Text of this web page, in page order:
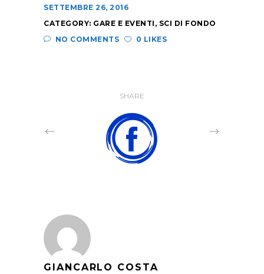
SETTEMBRE 26, 2016
CATEGORY: GARE E EVENTI , SCI DI FONDO
NO COMMENTS
0 LIKES
SHARE
GIANCARLO COSTA